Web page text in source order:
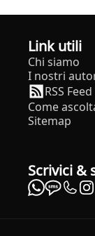
Link utili
Chi siamo
I nostri
RSS Feed
Come
Sitemap
Scrivici